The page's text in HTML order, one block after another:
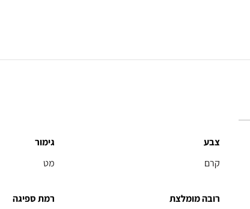
צבע
קרם
גימור
מט
רובה מומלצת
רמת ספיגה